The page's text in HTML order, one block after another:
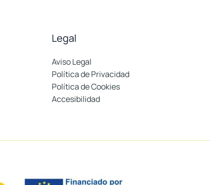
Legal
Aviso Legal
Política de Privacidad
Política de Cookies
Accesibilidad